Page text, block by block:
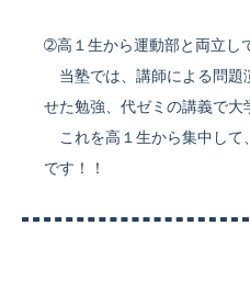
➁高１生から運動部と両立し
当塾では、講師による問題
せた勉強、代ゼミの講義で大
これを高１生から集中して
です！！